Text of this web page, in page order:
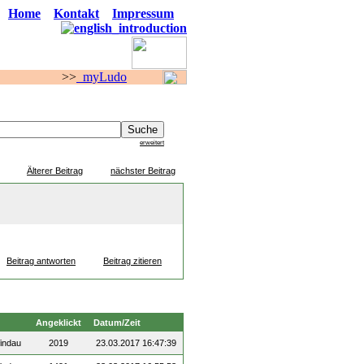
Home Kontakt Impressum
myLudo
erweitert
Älterer Beitrag nächster Beitrag
Beitrag antworten Beitrag zitieren
Angeklickt Datum/Zeit
2019 23.03.2017 16:47:39